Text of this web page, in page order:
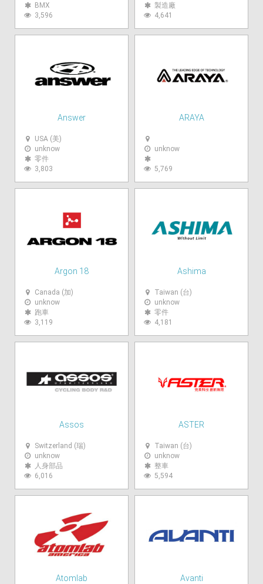
BMX
3,596
製造廠
4,641
Answer
USA (美)
unknow
零件
3,803
ARAYA
unknow
5,769
Argon 18
Canada (加)
unknow
跑車
3,119
Ashima
Taiwan (台)
unknow
零件
4,181
Assos
Switzerland (瑞)
unknow
人身部品
6,016
ASTER
Taiwan (台)
unknow
整車
5,594
Atomlab Avanti